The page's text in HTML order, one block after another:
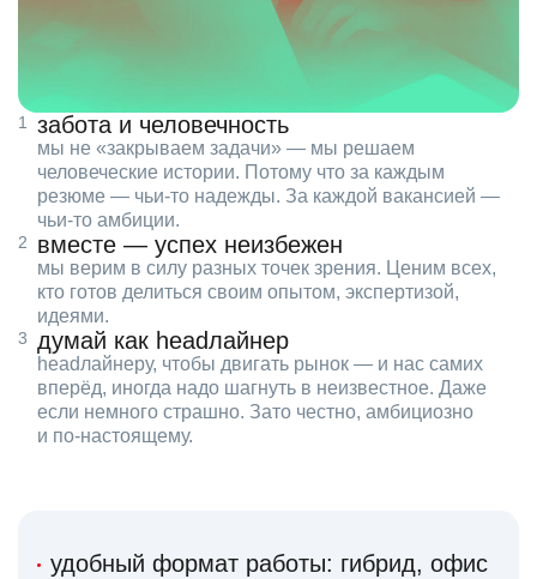
забота и человечность
мы не «закрываем задачи» — мы решаем
человеческие истории. Потому что за каждым
резюме — чьи‑то надежды. За каждой вакансией —
чьи‑то амбиции.
вместе — успех неизбежен
мы верим в силу разных точек зрения. Ценим всех,
кто готов делиться своим опытом, экспертизой,
идеями.
думай как headлайнер
headлайнеру, чтобы двигать рынок — и нас самих
вперёд, иногда надо шагнуть в неизвестное. Даже
если немного страшно. Зато честно, амбициозно
и по‑настоящему.
удобный формат работы: гибрид, офис